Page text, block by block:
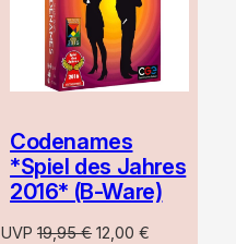
Codenames
*Spiel des Jahres
2016* (B-Ware)
UVP 19,95€ Ursprünglicher
12,00€